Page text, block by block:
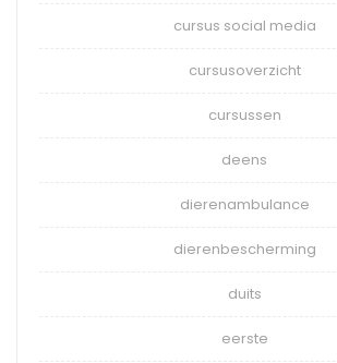
cursus social media
cursusoverzicht
cursussen
deens
dierenambulance
dierenbescherming
duits
eerste